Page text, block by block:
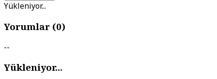
Yükleniyor...
Yorumlar (0)
--
Yükleniyor...